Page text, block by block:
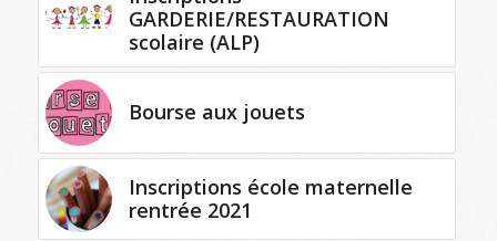
GARDERIE/RESTAURATION
scolaire (ALP)
Bourse aux jouets
Inscriptions école maternelle
rentrée 2021